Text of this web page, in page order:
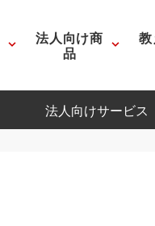
法人向け商
品
法人向けサービス